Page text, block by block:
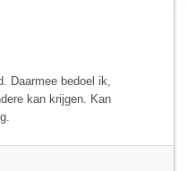
Daarmee bedoel ik,
kan krijgen. Kan